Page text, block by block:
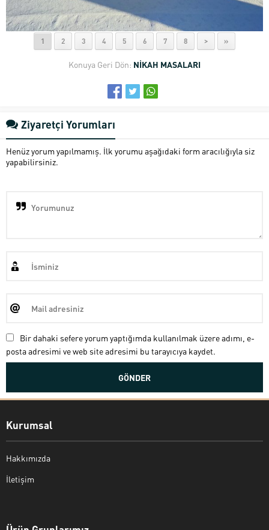
1 2 3 4 5 6 7 8 > »
Konuya Geri Dön: NİKAH MASALARI
Ziyaretçi Yorumları
Henüz yorum yapılmamış. İlk yorumu aşağıdaki form aracılığıyla siz
yapabilirsiniz.
Bir dahaki sefere yorum yaptığımda kullanılmak üzere adımı, e-
posta adresimi ve web site adresimi bu tarayıcıya kaydet.
Kurumsal
Hakkımızda
İletişim